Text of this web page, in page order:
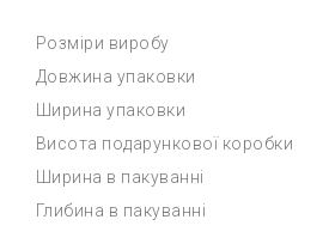
Розміри виробу
Довжина упаковки
Ширина упаковки
Висота подарункової коробки
Ширина в пакуванні
Глибина в пакуванні